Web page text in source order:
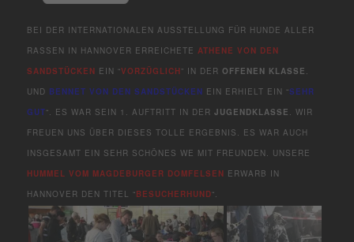
BEI DER INTERNATIONALEN AUSSTELLUNG FÜR HUNDE ALLER
RASSEN IN HANNOVER ERREICHETE ATHENE VON DEN
SANDSTÜCKEN EIN “VORZÜGLICH” IN DEROFFENEN KLASSE
UND BENNET VON DEN SANDSTÜCKEN EIN ERHIELT EIN “SEHR
GUT“. ES WAR SEIN 1. AUFTRITT IN DERJUGENDKLASSE
. WIR
FREUEN UNS ÜBER DIESES TOLLE ERGEBNIS. ES WAR AUCH
INSGESAMT EIN SEHR SCHÖNES WE MIT FREUNDEN. UNSERE
HUMMEL VOM MAGDEBURGER DOMFELSEN ERWARB IN
HANNOVER DEN TITEL “BESUCHERHUND“.